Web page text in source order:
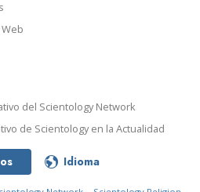
del Scientology Network
de Scientology en la Actualidad
Idioma